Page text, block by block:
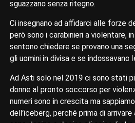
sguazzano senza ritegno.
Ci insegnano ad affidarci alle forze
però sono i carabinieri a violentare,
sentono chiedere se provano una
gli uomini in divisa e se indossavano
Ad Asti solo nel 2019 ci sono stati
donne al pronto soccorso per
numeri sono in crescita ma
dell’iceberg, perché prima di